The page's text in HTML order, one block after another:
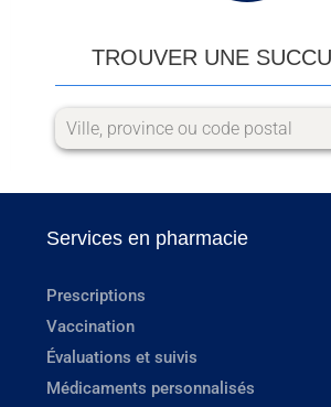
TROUVER UNE
Services en pharmacie
Prescriptions
Vaccination
Évaluations et suivis
Médicaments personnalisés